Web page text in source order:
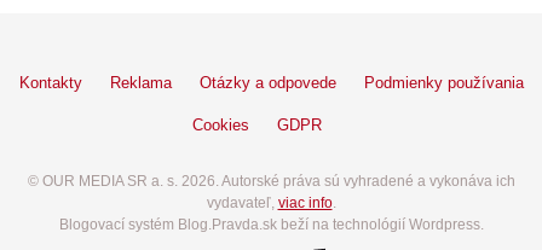
Kontakty Reklama Otázky a odpovede Podmienky používania
Cookies GDPR
© OUR MEDIA SR a. s. 2026. Autorské práva sú vyhradené a vykonáva ich
vydavateľ, viac info.
Blogovací systém Blog.Pravda.sk beží na technológií Wordpress.